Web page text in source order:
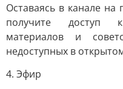
Оставаясь в канале
получите доступ
материалов и
недоступных в
4. Эфир